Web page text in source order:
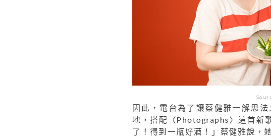
因此，電台為了讓蔡健雅一解思
地，搭配〈Photographs〉這首新
了！得到一瓶好酒！」蔡健雅說，